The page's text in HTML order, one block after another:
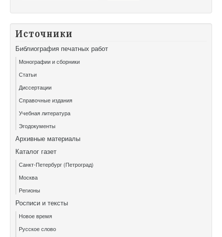
Источники
Библиография печатных работ
Монографии и сборники
Статьи
Диссертации
Справочные издания
Учебная литература
Эгодокументы
Архивные материалы
Каталог газет
Санкт-Петербург (Петроград)
Москва
Регионы
Росписи и тексты
Новое время
Русское слово